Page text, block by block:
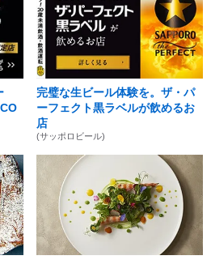
完璧な生ビール体験を。ザ・パ
ーフェクト黒ラベルが飲めるお
店
(サッポロビール)